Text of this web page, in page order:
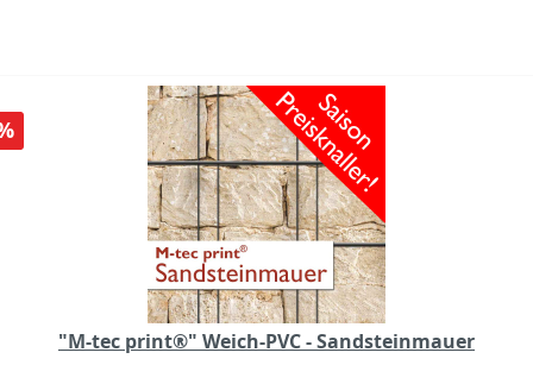
"M-tec print®" Weich-PVC - Sandsteinmauer